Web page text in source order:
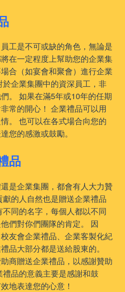
工是不可或缺的角色，無論是
在一定程度上幫助您的企業集
合（如宴會和聚會）進行企業
企業集團中的資深員工，非
。 如果在滿5年或10年的任期
常的開心！ 企業禮品可以用
。 也可以在各式場合向您的
您的感激或鼓勵。
品
是企業集團，都會有人大力贊
的人自然也是贈送企業禮品
同的名字，每個人都以不同
們對你們團隊的肯定。 因
友會企業禮品、企業客製化紀
品大部分都是送給股東的。
商贈送企業禮品，以感謝贊助
品的意義主要是感謝和鼓
地表達您的心意！